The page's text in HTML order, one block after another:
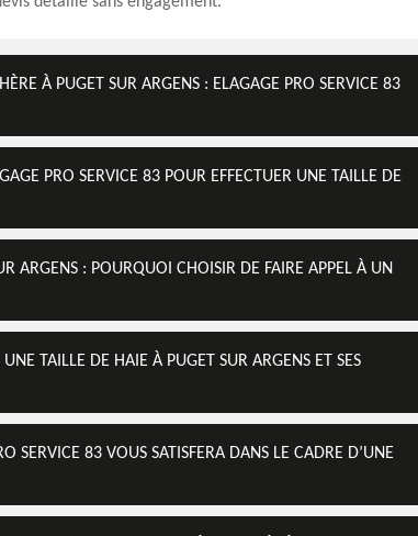
À PUGET SUR ARGENS : ELAGAGE PRO SERVICE 83
PRO SERVICE 83 POUR EFFECTUER UNE TAILLE DE
ARGENS : POURQUOI CHOISIR DE FAIRE APPEL À UN
TAILLE DE HAIE À PUGET SUR ARGENS ET SES
SERVICE 83 VOUS SATISFERA DANS LE CADRE D’UNE